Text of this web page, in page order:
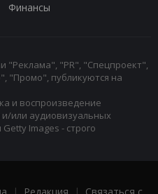
Финансы
"Реклама", "PR", "Спецпроект",
"Промо", публикуются на
и воспроизведение
или аудиовизуальных
Images - строго